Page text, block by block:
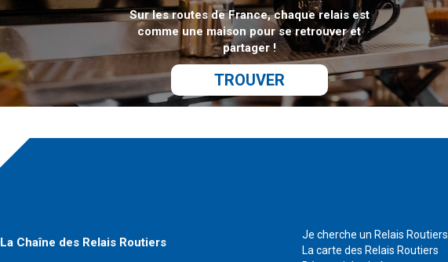
Sur les routes de France, chaque relais est
comme une maison pour se retrouver et
partager !
TROUVER
La Chaîne des Relais Routiers
Je cherche un Relais Routiers
La carte des Relais Routiers